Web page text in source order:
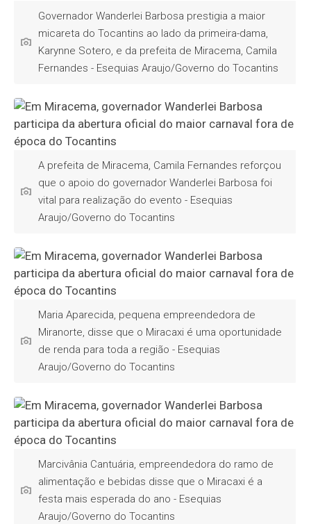
Governador Wanderlei Barbosa prestigia a maior
micareta do Tocantins ao lado da primeira-dama,
Karynne Sotero, e da prefeita de Miracema, Camila
Fernandes - Esequias Araujo/Governo do Tocantins
A prefeita de Miracema, Camila Fernandes reforçou
que o apoio do governador Wanderlei Barbosa foi
vital para realização do evento - Esequias
Araujo/Governo do Tocantins
Maria Aparecida, pequena empreendedora de
Miranorte, disse que o Miracaxi é uma oportunidade
de renda para toda a região - Esequias
Araujo/Governo do Tocantins
Marcivânia Cantuária, empreendedora do ramo de
alimentação e bebidas disse que o Miracaxi é a
festa mais esperada do ano - Esequias
Araujo/Governo do Tocantins